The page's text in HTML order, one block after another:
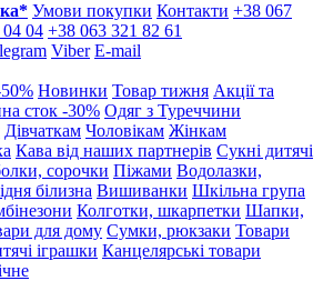
Умови покупки Контакти +38 067
04 +38 063 321 82 61
Viber E-mail
Новинки Товар тижня Акції та
сток -30% Одяг з Туреччини
Дівчаткам Чоловікам Жінкам
Кава від наших партнерів Сукні дитячі
сорочки Піжами Водолазки,
білизна Вишиванки Шкільна група
Колготки, шкарпетки Шапки,
для дому Сумки, рюкзаки Товари
іграшки Канцелярські товари